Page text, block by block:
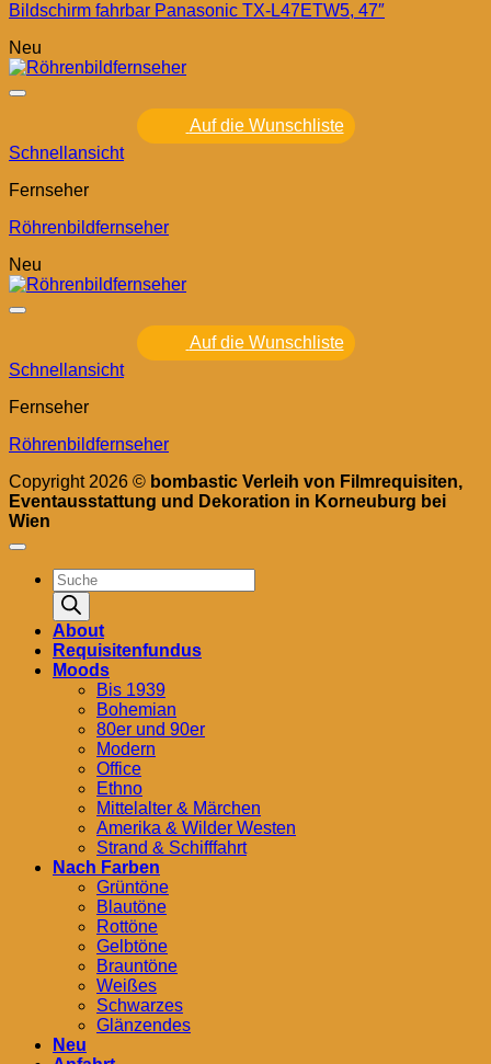
Bildschirm fahrbar Panasonic TX-L47ETW5, 47″
Neu
Auf die Wunschliste
Schnellansicht
Fernseher
Röhrenbildfernseher
Neu
Auf die Wunschliste
Schnellansicht
Fernseher
Röhrenbildfernseher
Copyright 2026 © bombastic Verleih von Filmrequisiten,
Eventausstattung und Dekoration in Korneuburg bei
Wien
Products
search
About
Requisitenfundus
Moods
Bis 1939
Bohemian
80er und 90er
Modern
Office
Ethno
Mittelalter & Märchen
Amerika & Wilder Westen
Strand & Schifffahrt
Nach Farben
Grüntöne
Blautöne
Rottöne
Gelbtöne
Brauntöne
Weißes
Schwarzes
Glänzendes
Neu